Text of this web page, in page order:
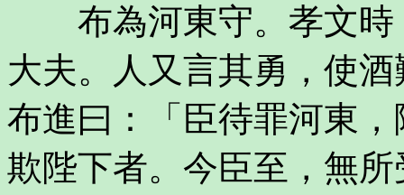
布為河東守。孝文時
大夫。人又言其勇，使
布進曰：「臣待罪河東
欺陛下者。今臣至，無